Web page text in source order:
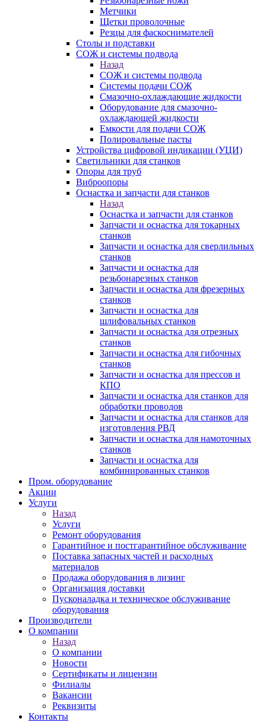
Метчики
Щетки проволочные
Резцы для фаскоснимателей
Столы и подставки
СОЖ и системы подвода
Назад
СОЖ и системы подвода
Системы подачи СОЖ
Смазочно-охлаждающие жидкости
Оборудование для смазочно-
охлаждающей жидкости
Емкости для подачи СОЖ
Полировальные пасты
Устройства цифровой индикации (УЦИ)
Светильники для станков
Опоры для труб
Виброопоры
Оснастка и запчасти для станков
Назад
Оснастка и запчасти для станков
Запчасти и оснастка для токарных
станков
Запчасти и оснастка для сверлильных
станков
Запчасти и оснастка для
резьбонарезных станков
Запчасти и оснастка для фрезерных
станков
Запчасти и оснастка для
шлифовальных станков
Запчасти и оснастка для отрезных
станков
Запчасти и оснастка для гибочных
станков
Запчасти и оснастка для прессов и
КПО
Запчасти и оснастка для станков для
обработки проводов
Запчасти и оснастка для станков для
изготовления РВД
Запчасти и оснастка для намоточных
станков
Запчасти и оснастка для
комбинированных станков
Пром. оборудование
Акции
Услуги
Назад
Услуги
Ремонт оборудования
Гарантийное и постгарантийное обслуживание
Поставка запасных частей и расходных
материалов
Продажа оборудования в лизинг
Организация доставки
Пусконаладка и техническое обслуживание
оборудования
Производители
О компании
Назад
О компании
Новости
Сертификаты и лицензии
Филиалы
Вакансии
Реквизиты
Контакты